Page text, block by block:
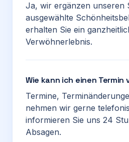
Ja, wir ergänzen unseren
ausgewählte
erhalten Sie ein
Verwöhnerlebnis.
Wie kann ich einen Termin
Termine,
nehmen wir gerne
informieren Sie uns 24
Absagen.